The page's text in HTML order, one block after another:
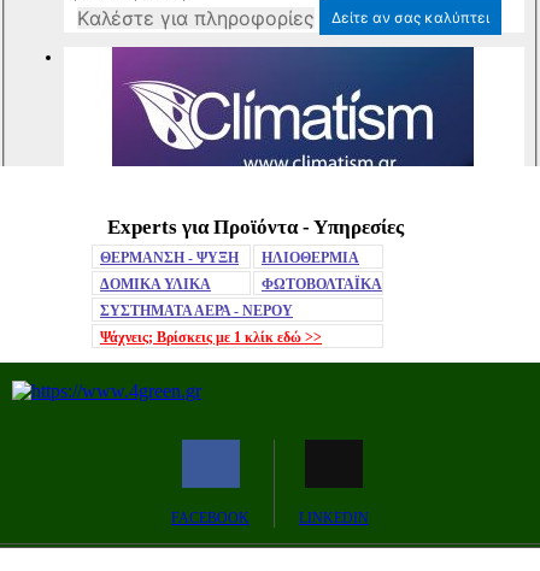
MuteExperts για Προϊόντα - Υπηρεσίες
ΘΕΡΜΑΝΣΗ - ΨΥΞΗ
ΗΛΙΟΘΕΡΜΙΑ
ΔΟΜΙΚΑ ΥΛΙΚΑ
ΦΩΤΟΒΟΛΤΑΪΚΑ
ΣΥΣΤΗΜΑΤΑ ΑΕΡΑ - ΝΕΡΟΥ
Ψάχνεις; Βρίσκεις με 1 κλίκ εδώ >>
FACEBOOK LINKEDIN